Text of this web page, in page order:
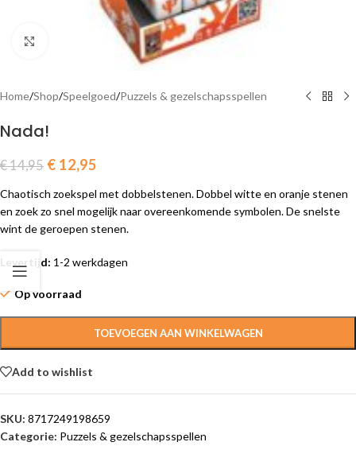
Click to enlarge
Home/Shop/Speelgoed/Puzzels & gezelschapsspellen
Nada!
€14,95 € 12,95
Chaotisch zoekspel met dobbelstenen. Dobbel witte en oranje stenen
en zoek zo snel mogelijk naar overeenkomende symbolen. De snelste
wint de geroepen stenen.
Levertijd: 1-2 werkdagen
Op voorraad
TOEVOEGEN AAN WINKELWAGEN
Add to wishlist
SKU: 8717249198659
Categorie: Puzzels & gezelschapsspellen